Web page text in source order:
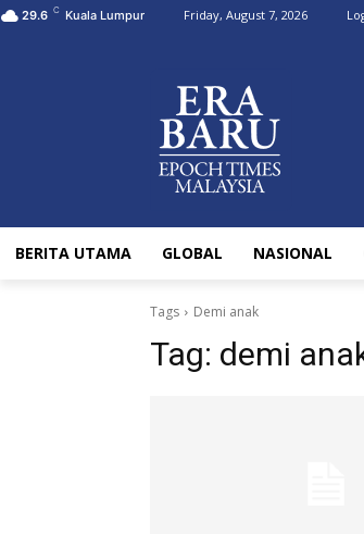
29.6 C Kuala Lumpur Friday, August 7, 2026
BERITA UTAMA GLOBAL NASIONAL
Tags Demi anak
Tag: demi